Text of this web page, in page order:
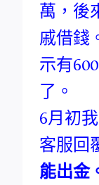
萬，後
戚借錢
示有
了。
6月初
客服回
能出金